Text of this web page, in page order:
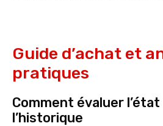
Guide d’achat et
pratiques
Comment évaluer
l’historique